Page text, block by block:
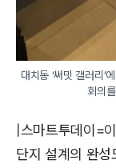
대치동 ‘써밋 갤러리’
회의
|스마트투데이=
단지 설계의 완